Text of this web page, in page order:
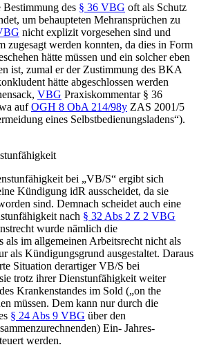
des § 36 VBG oft als Schutz
um behaupteten Mehransprüchen zu
nicht explizit vorgesehen sind und
zugesagt werden konnten, da dies in Form
hätte müssen und ein solcher eben
ist, zumal er der Zustimmung des BKA
hätte abgeschlossen werden
, VBG Praxiskommentar§ 36
aufOGH 8 ObA 214/98y ZAS 2001/5
eines Selbstbedienungsladens“).
bei „VB/S“ ergibt sich
Kündigung idR ausscheidet, da sie
sind. Demnach scheidet auch eine
nach § 32 Abs 2 Z 2 VBG
wurde nämlich die
als im allgemeinen Arbeitsrecht nicht als
als Kündigungsgrund ausgestaltet. Daraus
Situation derartiger VB/S bei
trotz ihrer Dienstunfähigkeit weiter
Krankenstandes im Sold („on the
müssen. Dem kann nur durch die
§ 24 Abs 9 VBG über den
Ein- Jahres-
werden.